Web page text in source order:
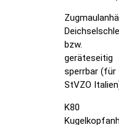
bzw.
geräteseitig
sperrbar (für
StVZO
K80